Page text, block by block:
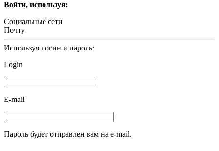
Войти, используя:
Социальные сети
Почту
Используя логин и пароль:
Login
E-mail
Пароль будет отправлен вам на e-mail.